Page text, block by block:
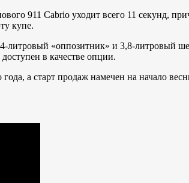
911 Cabrio уходит всего 11 секунд,
купе.
литровый «оппозитник» и 3,8-литровый
в качестве опции.
а старт продаж намечен на начало